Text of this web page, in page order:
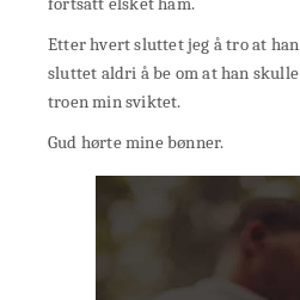
Etter hvert sluttet jeg å tro at
sluttet aldri å be om at han
troen min sviktet.
Gud hørte mine bønner.